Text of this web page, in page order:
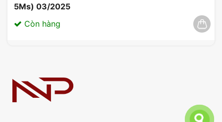
5Ms) 03/2025
Còn hàng